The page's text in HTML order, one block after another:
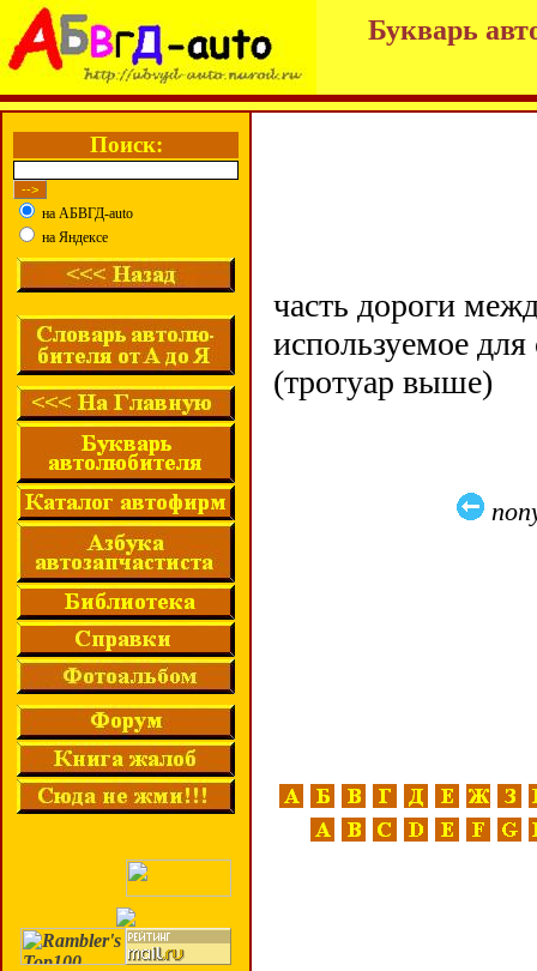
Букварь
Поиск:
на АБВГД-auto
на Яндексе
часть дороги
используемое
(тротуар выше)